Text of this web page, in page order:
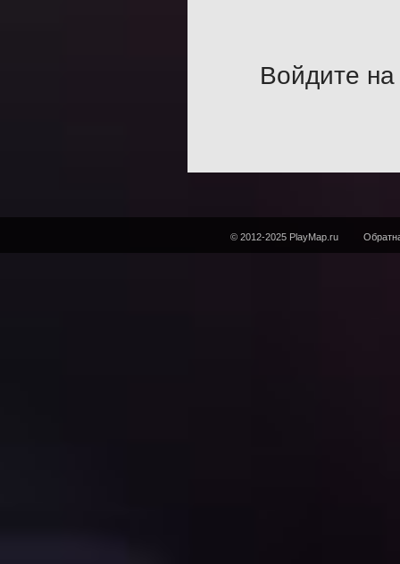
Войдите на
© 2012-2025 PlayMap.ru